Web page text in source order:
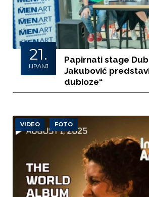
21.
LIPANJ
Papirnati stage
Jakubović
dubioze“
VIDEO FOTO